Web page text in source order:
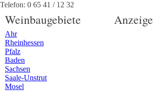
Telefon: 0 65 41 / 12 32
Weinbaugebiete
Ahr
Rheinhessen
Pfalz
Baden
Sachsen
Saale-Unstrut
Mosel
Anzeige